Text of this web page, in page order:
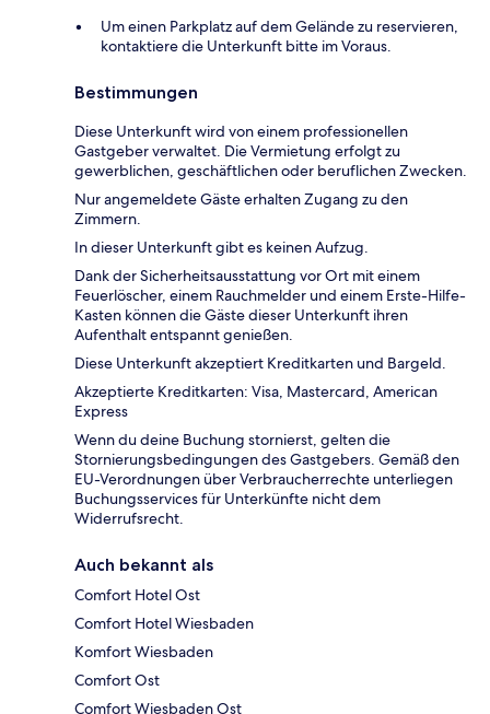
Um einen Parkplatz auf dem Gelände zu reservieren,
kontaktiere die Unterkunft bitte im Voraus.
Bestimmungen
Diese Unterkunft wird von einem professionellen
Gastgeber verwaltet. Die Vermietung erfolgt zu
gewerblichen, geschäftlichen oder beruflichen Zwecken.
Nur angemeldete Gäste erhalten Zugang zu den
Zimmern.
In dieser Unterkunft gibt es keinen Aufzug.
Dank der Sicherheitsausstattung vor Ort mit einem
Feuerlöscher, einem Rauchmelder und einem Erste-Hilfe-
Kasten können die Gäste dieser Unterkunft ihren
Aufenthalt entspannt genießen.
Diese Unterkunft akzeptiert Kreditkarten und Bargeld.
Akzeptierte Kreditkarten: Visa, Mastercard, American
Express
Wenn du deine Buchung stornierst, gelten die
Stornierungsbedingungen des Gastgebers. Gemäß den
EU-Verordnungen über Verbraucherrechte unterliegen
Buchungsservices für Unterkünfte nicht dem
Widerrufsrecht.
Auch bekannt als
Comfort Hotel Ost
Comfort Hotel Wiesbaden
Komfort Wiesbaden
Comfort Ost
Comfort Wiesbaden Ost